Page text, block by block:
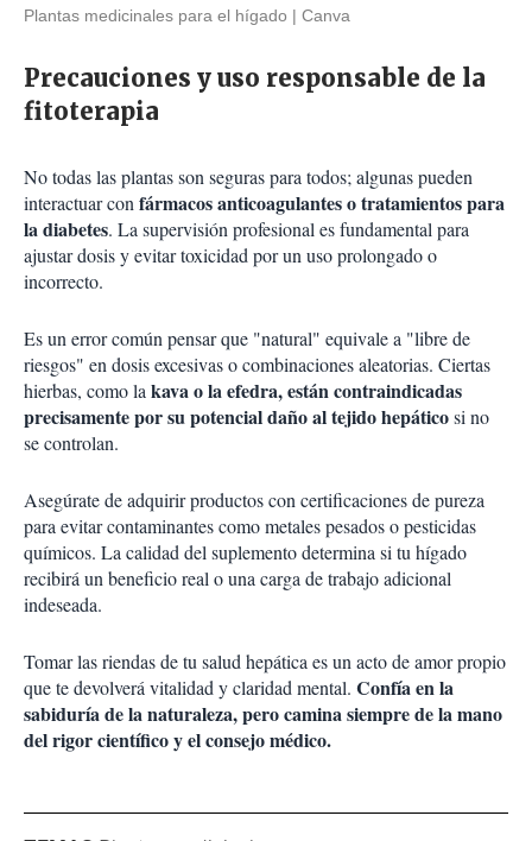
Plantas medicinales para el hígado Canva
Precauciones y uso responsable de la
fitoterapia
No todas las plantas son seguras para todos; algunas pueden
interactuar confármacos anticoagulantes o tratamientos para
la diabetes. La supervisión profesional es fundamental para
ajustar dosis y evitar toxicidad por un uso prolongado o
incorrecto.
Es un error común pensar que "natural" equivale a "libre de
riesgos" en dosis excesivas o combinaciones aleatorias. Ciertas
hierbas, como lakava o la efedra, están contraindicadas
precisamente por su potencial daño al tejido hepáticosi no
se controlan.
Asegúrate de adquirir productos con certificaciones de pureza
para evitar contaminantes como metales pesados o pesticidas
químicos. La calidad del suplemento determina si tu hígado
recibirá un beneficio real o una carga de trabajo adicional
indeseada.
Tomar las riendas de tu salud hepática es un acto de amor propio
que te devolverá vitalidad y claridad mental. Confía en la
sabiduría de la naturaleza, pero camina siempre de la mano
del rigor científico y el consejo médico.